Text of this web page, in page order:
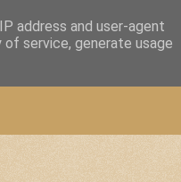
address and user-agent
service, generate usage